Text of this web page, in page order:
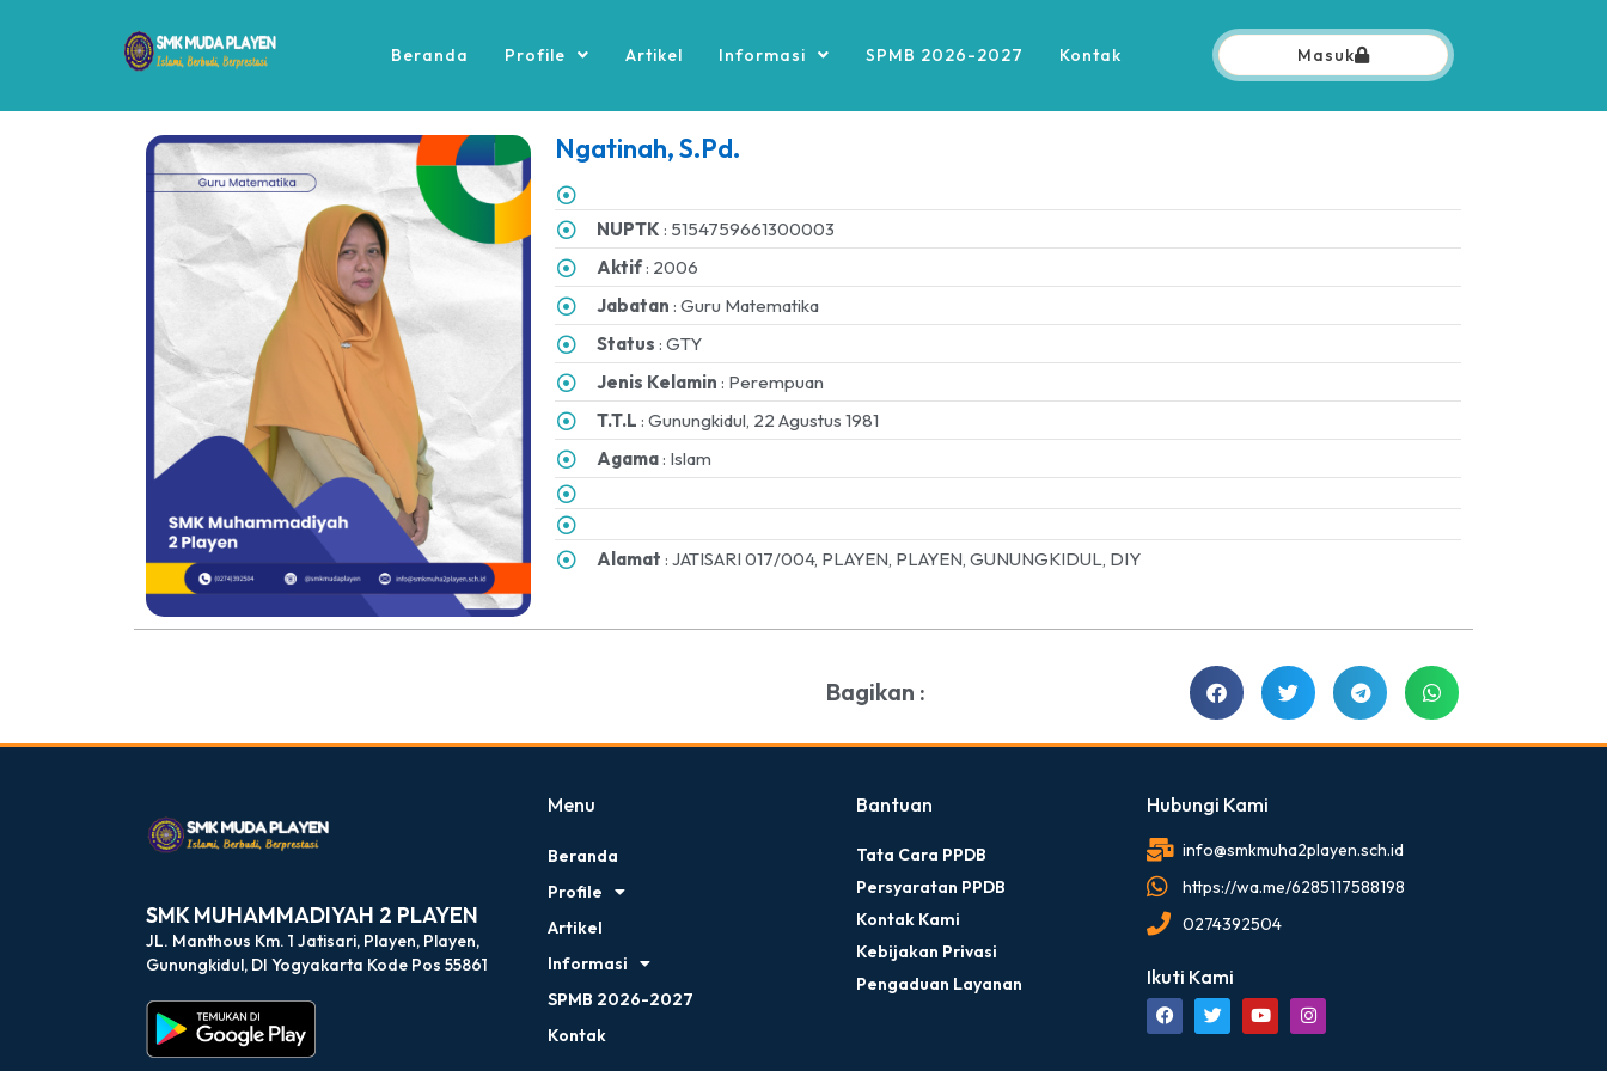
Beranda Profile Artikel Informasi SPMB 2026-2027 Kontak Masuk
Ngatinah, S.Pd.
NUPTK : 5154759661300003
Aktif: 2006
Jabatan : Guru Matematika
Status : GTY
Jenis Kelamin : Perempuan
T.T.L : Gunungkidul, 22 Agustus 1981
Agama: Islam
Alamat : JATISARI 017/004, PLAYEN, PLAYEN, GUNUNGKIDUL, DIY
Bagikan :
SMK MUHAMMADIYAH 2 PLAYEN
JL. Manthous Km. 1 Jatisari, Playen, Playen,
Gunungkidul, DI Yogyakarta Kode Pos 55861
Menu
Beranda
Profile
Artikel
Informasi
SPMB 2026-2027
Kontak
Bantuan
Tata Cara PPDB
Persyaratan PPDB
Kontak Kami
Kebijakan Privasi
Pengaduan Layanan
Hubungi Kami
info@smkmuha2playen.sch.id
https://wa.me/6285117588198
0274392504
Ikuti Kami